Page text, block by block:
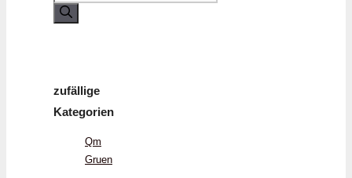
nach:
zufällige
Kategorien
Qm
Gruen